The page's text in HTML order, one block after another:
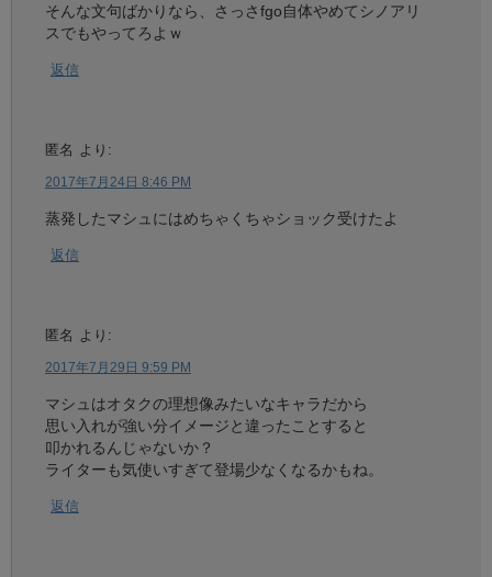
そんな文句ばかりなら、さっさfgo自体やめてシノアリ
スでもやってろよｗ
返信
匿名 より:
2017年7月24日 8:46 PM
蒸発したマシュにはめちゃくちゃショック受けたよ
返信
匿名 より:
2017年7月29日 9:59 PM
マシュはオタクの理想像みたいなキャラだから
思い入れが強い分イメージと違ったことすると
叩かれるんじゃないか？
ライターも気使いすぎて登場少なくなるかもね。
返信